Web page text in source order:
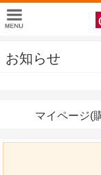
お知らせ
マイページ(